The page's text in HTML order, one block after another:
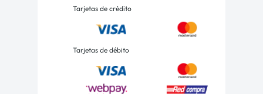
Tarjetas de crédito
Tarjetas de débito